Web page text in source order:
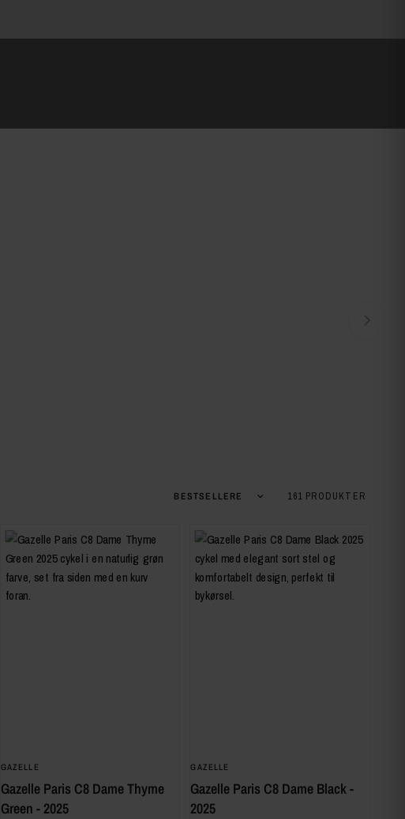
Sortér efter 161 PRODUKTER
GAZELLE
Gazelle Paris C8 Dame Thyme
Green - 2025
GAZELLE
Gazelle Paris C8 Dame Black -
2025